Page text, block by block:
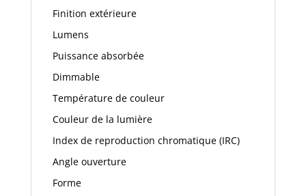
Finition extérieure
Lumens
Puissance absorbée
Dimmable
Température de couleur
Couleur de la lumière
Index de reproduction chromatique (IRC)
Angle ouverture
Forme